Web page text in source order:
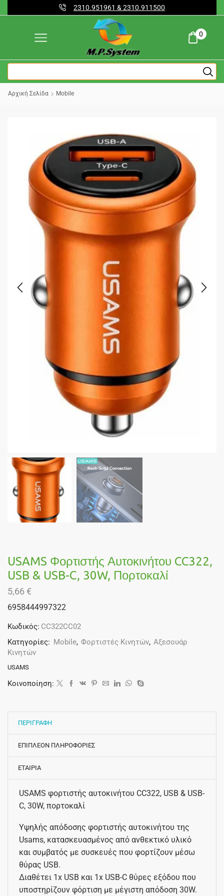
2310.951961 & 2310.911500
0
Αρχική Σελίδα Mobile
USAMS Φορτιστής Αυτοκινήτου CC322,
USB & USB-C, 30W, Πορτοκαλί
5,66 €
6958444997322
Κωδικός: CC322CC02
Κατηγορίες: Mobile, Φορτιστές Κινητών, Αξεσουάρ
Κινητών
USAMS
Κοινοποίηση:
ΠΕΡΙΓΡΑΦΗ
ΕΠΙΠΛΕΟΝ ΠΛΗΡΟΦΟΡΙΕΣ
ΕΤΑΙΡΙΑ
USAMS φορτιστής αυτοκινήτου CC322, USB & USB-
C, 30W, πορτοκαλί
Υψηλής απόδοσης φορτιστής αυτοκινήτου της
Usams, κατασκευασμένος από ανθεκτικό υλικό
και συμβατός με συσκευές που φορτίζουν μέσω
θύρας USB.
Διαθέτει 1x USB και 1x USB-C θύρες εξόδου που
υποστηρίζουν φόρτιση με μέγιστη απόδοση 30W.